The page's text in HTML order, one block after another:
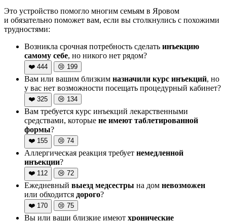
Это устройство помогло многим семьям в Яровом
и обязательно поможет вам, если вы столкнулись с похожими
трудностями:
Возникла срочная потребность сделать инъекцию
самому себе, но никого нет рядом?
❤️ 444 😢 199
Вам или вашим близким назначили курс инъекций, но
у вас нет возможности посещать процедурный кабинет?
❤️ 325 😢 134
Вам требуется курс инъекций лекарственными
средствами, которые не имеют таблетированной
формы?
❤️ 155 😢 74
Аллергическая реакция требует немедленной
инъекции?
❤️ 112 😢 72
Ежедневный выезд медсестры на дом невозможен
или обходится дорого?
❤️ 170 😢 75
Вы или ваши близкие имеют хронические